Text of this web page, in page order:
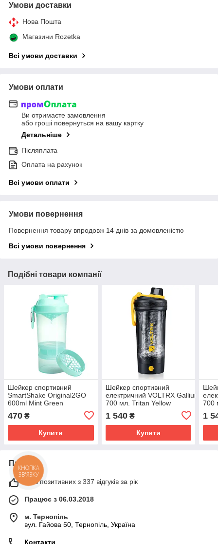
Умови доставки
Нова Пошта
Магазини Rozetka
Всі умови доставки
Умови оплати
Ви отримаєте замовлення
або гроші повернуться на вашу картку
Детальніше
Післяплата
Оплата на рахунок
Всі умови оплати
Умови повернення
Повернення товару впродовж 14 днів за домовленістю
Всі умови повернення
Подібні товари компанії
Шейкер спортивний
SmartShake Original2GO
600ml Mint Green
470 ₴
Купити
Шейкер спортивний
електричний VOLTRX Gallium
700 мл. Tritan Yellow
1 540₴
Купити
700
1
Про нас
98% позитивних з 337 відгуків за рік
Працює з 06.03.2018
м. Тернопіль
вул. Гайова 50, Тернопіль, Україна
Контакти
КНОПКА
ЗВ'ЯЗКУ